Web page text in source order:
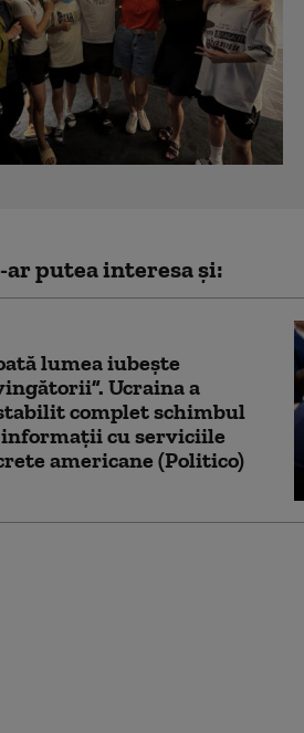
ar putea interesa și:
lumea iubește
Ucraina a
complet schimbul
informații cu serviciile
americane (Politico)